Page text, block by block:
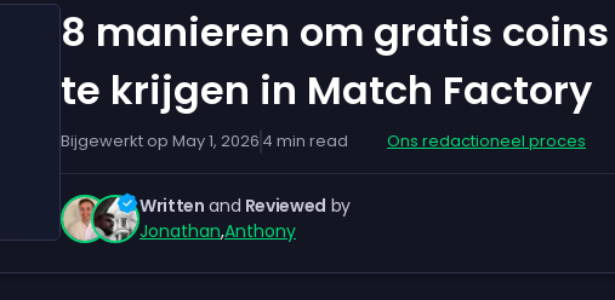
8 manieren om gratis coins
te krijgen in Match Factory
Bijgewerkt op May 1, 2026 4 min read Ons redactioneel proces
Written and Reviewed by
Jonathan,Anthony